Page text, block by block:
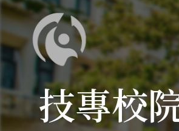
技專校